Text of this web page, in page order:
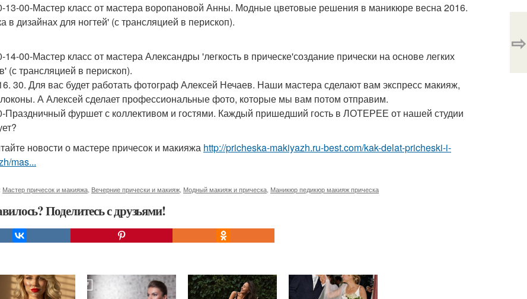
13-00-Мастер класс от мастера воропановой Анны. Модные цветовые решения в маникюре весна 2016.
в дизайнах для ногтей' (с трансляцией в перископ).
14-00-Мастер класс от мастера Александры 'легкость в прическе'создание прически на основе легких
(с трансляцией в перископ).
30. Для вас будет работать фотограф Алексей Нечаев. Наши мастера сделают вам экспресс макияж,
локоны. А Алексей сделает профессиональные фото, которые мы вам потом отправим.
Праздничный фуршет с коллективом и гостями. Каждый пришедший гость в ЛОТЕРЕЕ от нашей студии
новости о мастере причесок и макияжа http://pricheska-makiyazh.ru-best.com/kak-delat-pricheski-i-
mas...
Мастер причесок и макияжа Вечерние прически и макияж Модный макияж и прическа Маникюр педикюр макияж прическа
Поделитесь с друзьями!
⇨